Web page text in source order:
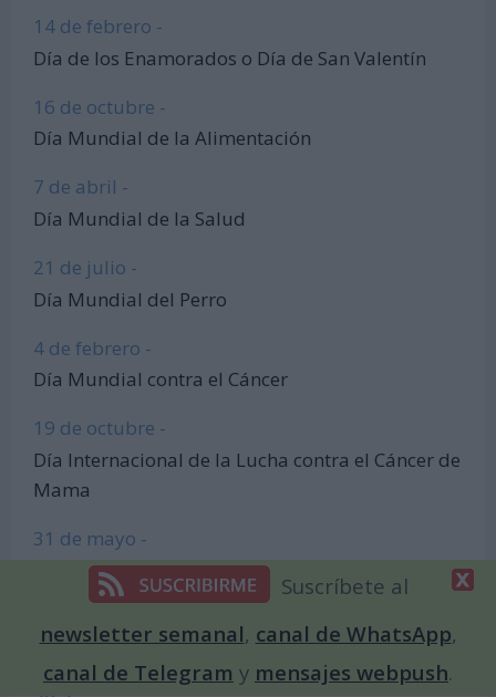
14 de febrero -
Día de los Enamorados o Día de San Valentín
16 de octubre -
Día Mundial de la Alimentación
7 de abril -
Día Mundial de la Salud
21 de julio -
Día Mundial del Perro
4 de febrero -
Día Mundial contra el Cáncer
19 de octubre -
Día Internacional de la Lucha contra el Cáncer de
Mama
31 de mayo -
Día Mundial sin Tabaco
Día de las Naciones Unidas
Suscríbete al
newsletter semanal, canal de WhatsApp,
canal de Telegram y mensajes webpush.